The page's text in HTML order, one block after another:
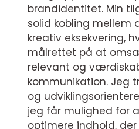
brandidentitet. Min
solid kobling mellem
kreativ eksekvering,
målrettet på at
relevant og
kommunikation. Jeg
og
jeg får mulighed for
optimere indhold, der